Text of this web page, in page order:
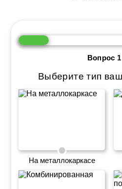
Вопрос 1
Выберите тип
На металлокаркасе